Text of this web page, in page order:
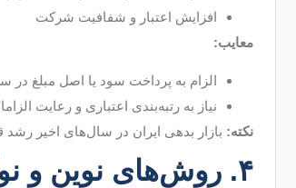
افزایش اعتبار و شفافیت شرکت
معایب:
الزام به پرداخت سود یا اصل مبلغ در
نیاز به رتبه‌بندی اعتباری و رعایت
نکته: بازار بدهی ایران در سال‌های اخیر رشد
۴. روش‌های نوین و نوآورانه تأمین مالی